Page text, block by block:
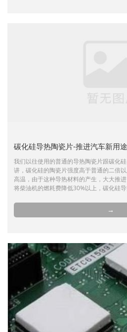
碳化硅导热陶瓷片-推进汽车新用
我们以往使用的普通的导热陶瓷片跟碳化
讲，碳化硅的陶瓷片强度高于普通的二倍
高温，由于这种导热材料的产生，大大推
将柴油机的燃耗费降低30%以上，碳化硅
→